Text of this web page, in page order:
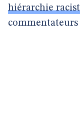
hiérarchie